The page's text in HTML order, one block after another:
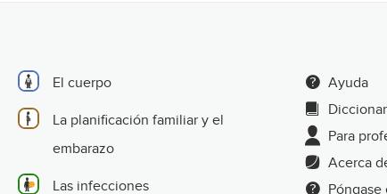
El cuerpo
La planificación familiar y el
embarazo
Las infecciones
Ayuda
Para
Acerca